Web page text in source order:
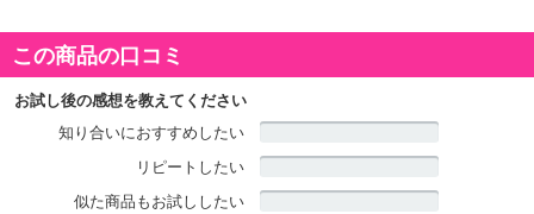
この商品の口コミ
お試し後の感想を教えてください
知り合いにおすすめしたい
リピートしたい
似た商品もお試ししたい